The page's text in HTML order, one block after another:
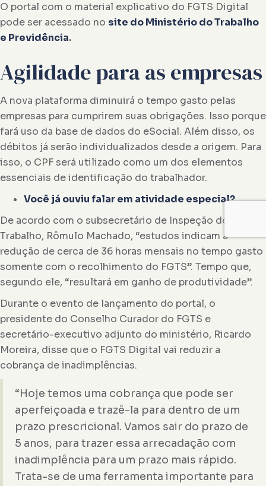
O portal com o material explicativo do FGTS Digital
pode ser acessado no site do Ministério do Trabalho
e Previdência.
Agilidade para as empresas
A nova plataforma diminuirá o tempo gasto pelas
empresas para cumprirem suas obrigações. Isso porque
fará uso da base de dados do eSocial. Além disso, os
débitos já serão individualizados desde a origem. Para
isso, o CPF será utilizado como um dos elementos
essenciais de identificação do trabalhador.
Você já ouviu falar em atividade especial?
De acordo com o subsecretário de Inspeção do
Trabalho, Rômulo Machado, “estudos indicam a
redução de cerca de 36 horas mensais no tempo gasto
somente com o recolhimento do FGTS”. Tempo que,
segundo ele, “resultará em ganho de produtividade”.
Durante o evento de lançamento do portal, o
presidente do Conselho Curador do FGTS e
secretário-executivo adjunto do ministério, Ricardo
Moreira, disse que o FGTS Digital vai reduzir a
cobrança de inadimplências.
“Hoje temos uma cobrança que pode ser
aperfeiçoada e trazê-la para dentro de um
prazo prescricional. Vamos sair do prazo de
5 anos, para trazer essa arrecadação com
inadimplência para um prazo mais rápido.
Trata-se de uma ferramenta importante para